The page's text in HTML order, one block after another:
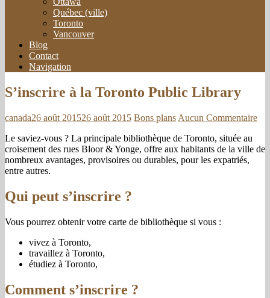
Québec (ville)
Toronto
Vancouver
Blog
Contact
Navigation
S’inscrire à la Toronto Public Library
canada26 août 201526 août 2015 Bons plans Aucun Commentaire
Le saviez-vous ? La principale bibliothèque de Toronto, située au
croisement des rues Bloor & Yonge, offre aux habitants de la ville de
nombreux avantages, provisoires ou durables, pour les expatriés,
entre autres.
Qui peut s’inscrire ?
Vous pourrez obtenir votre carte de bibliothèque si vous :
vivez à Toronto,
travaillez à Toronto,
étudiez à Toronto,
Comment s’inscrire ?